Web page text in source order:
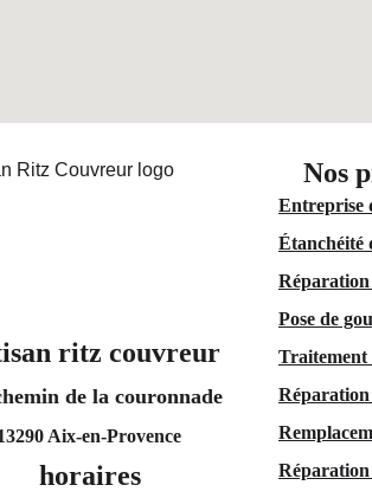
ritz couvreur
Nos
Entreprise
Étanchéité
Pose de
Traitement
Réparation
Réparation
de la couronnade
Aix-en-Provence
horaires